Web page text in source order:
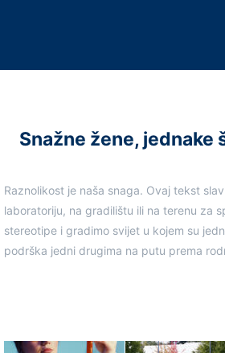
Snažne žene,
Raznolikost je naša snaga. Ovaj tekst
laboratoriju, na gradilištu ili na terenu za
stereotipe i gradimo svijet u kojem su
podrška jedni drugima na putu prema